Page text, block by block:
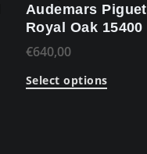
Audemars Piguet
Royal Oak 15400
€640,00
Select options